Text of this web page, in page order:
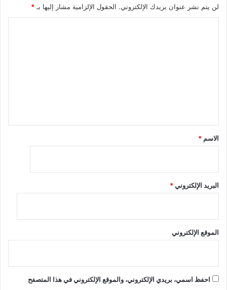
لن يتم نشر عنوان بريدك الإلكتروني. الحقول الإلزامية مشار إليها بـ *
الاسم *
البريد الإلكتروني*
الموقع الإلكتروني
احفظ اسمي، بريدي الإلكتروني، والموقع الإلكتروني في هذا المتصفح